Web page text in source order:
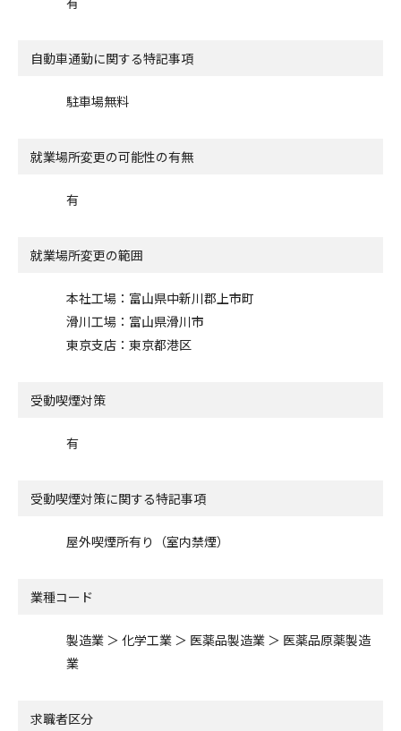
自動車通勤に関する特記事項
駐車場無料
就業場所変更の可能性の有無
有
就業場所変更の範囲
本社工場：富山県中新川郡上市町
滑川工場：富山県滑川市
東京支店：東京都港区
受動喫煙対策
有
受動喫煙対策に関する特記事項
屋外喫煙所有り（室内禁煙）
業種コード
製造業 ＞ 化学工業 ＞ 医薬品製造業 ＞ 医薬品原薬製造
業
求職者区分